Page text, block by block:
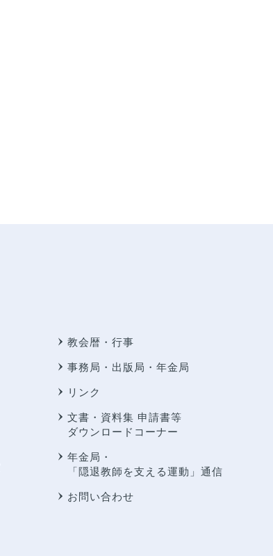
教会暦・行事
事務局・出版局・年金局
リンク
文書・資料集 申請書等
ダウンロードコーナー
年金局・
「隠退教師を支える運動」通信
お問い合わせ